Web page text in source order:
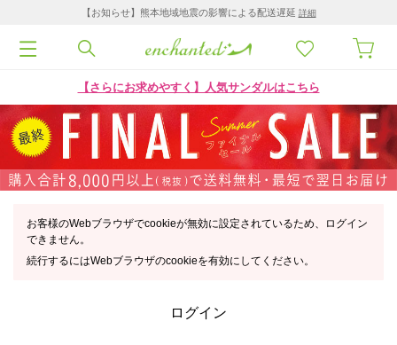
【お知らせ】熊本地域地震の影響による配送遅延 詳細
【さらにお求めやすく】人気サンダルはこちら
お客様のWebブラウザでcookieが無効に設定されているため、ログイン
できません。
続行するにはWebブラウザのcookieを有効にしてください。
ログイン